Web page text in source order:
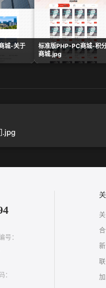
城-关于
标准版PHP-PC商城-积
商城.jpg
.jpg
号：
：